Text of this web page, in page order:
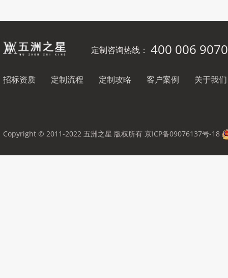
定制咨询热线： 400 006 9070
招标资质 定制流程 定制攻略 客户案例 关于我们
Copyright © 2011-2022 五洲之星 版权所有 京ICP备09076137号-18